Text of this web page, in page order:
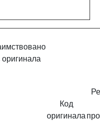
оригинала
Код
оригинала